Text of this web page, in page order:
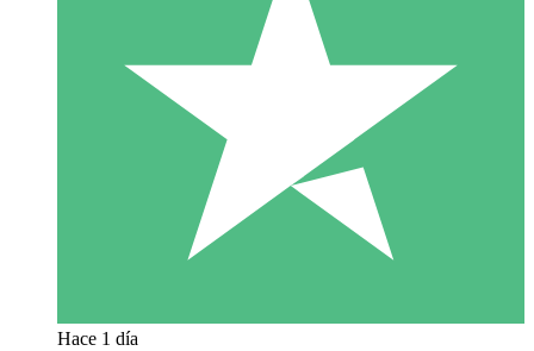
Hace 1 día